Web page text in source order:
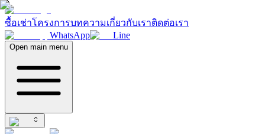
ซื้อเช่าโครงการบทความเกี่ยวกับเราติดต่อเรา
WhatsApp
Line
Open main menu